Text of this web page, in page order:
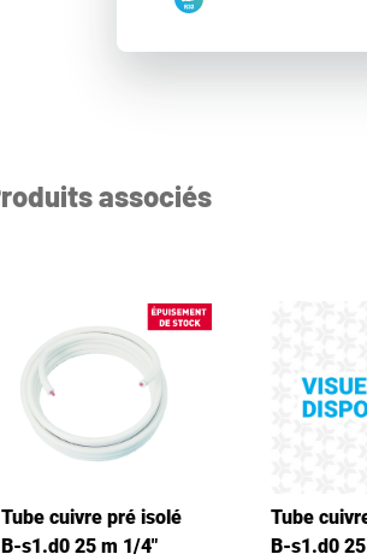
associés
Tube cuivre pré isolé
B-s1.d0 25 m 1/4"
Tube
B-s1.d0